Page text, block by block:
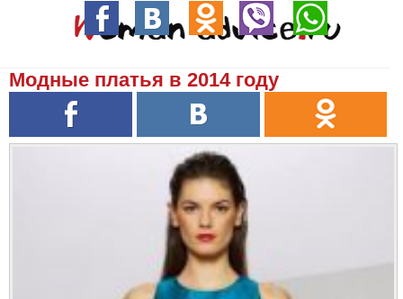
Модные платья в 2014 году